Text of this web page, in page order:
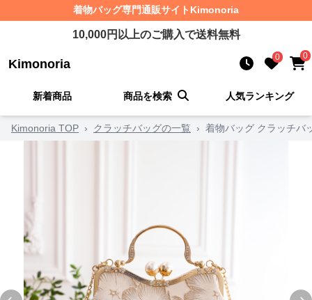
着物バッグ専門通販サイト Kimonoria
10,000円以上のご購入で送料無料
Kimonoria 0 0
新着商品 商品を検索 人気ランキング
Kimonoria TOP › クラッチバッグの一覧 › 着物バッグ クラッチバ